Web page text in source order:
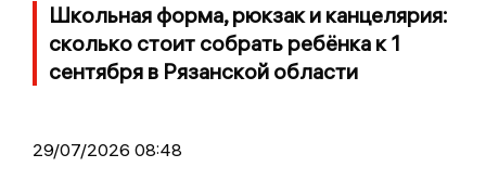
Школьная форма, рюкзак и канцелярия:
сколько стоит собрать ребёнка к 1
сентября в Рязанской области
29/07/2026 08:48